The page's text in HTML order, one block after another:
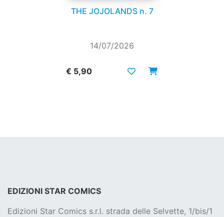
THE JOJOLANDS n. 7
14/07/2026
€ 5,90
EDIZIONI STAR COMICS
Edizioni Star Comics s.r.l. strada delle Selvette, 1/bis/1